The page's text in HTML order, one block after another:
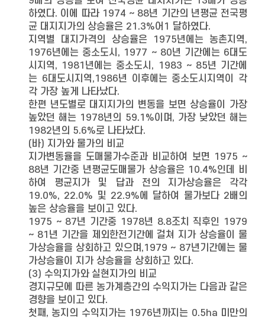
하였다. 이에 따라 1974 ∼ 88년 기간의 년평균 전국평
균 대지지가의 상승율은 21.3%어1 달하였다.
지역별 대지가격의 상승율은 1975년에는 농촌지역,
1976년에는 중소도시, 1977 ∼ 80년 기간에는 6대도
시지역, 1981년에는 중소도시, 1983 ∼ 85년 기간에
는 6대도시지역,1986년 이후에는 중소도시지역이 각
각 가장 높게 나타났다.
한편 년도별로 대지지가의 변동을 보면 상승율이 가장
높았던 해는 1978년의 59.1%이며, 가장 낮았던 해는
1982년의 5.6%로 나타났다.
(바) 지가와 물가의 비교
지가변동율을 도매물가수준과 비교하여 보면 1975 ∼
88년 기간중 년평균도매물가 상승율은 10.4%인데 비
하여 평균지가 및 답과 전의 지가상승율은 각각
19.0%, 22.0% 및 22.9%에 달하여 물가보다 2배의
높은 상승율을 보이고 있다.
1975 ∼ 87년 기간중 1978년 8.8조치 직후인 1979
∼ 81년 기간을 제외한전기간에 걸쳐 지가 상승율이 물
가상승율을 상회하고 있으며,1979 ∼ 87년기간에는 물
가상승율이 지가 상승율을 상회하고 있다.
(3) 수익지가와 실현지가의 비교
경지규모에 따른 농가계층간의 수익지가는 다음과 같은
경향을 보이고 있다.
첫째, 농지의 수익지가는 1976년까지는 0.5ha 미만의